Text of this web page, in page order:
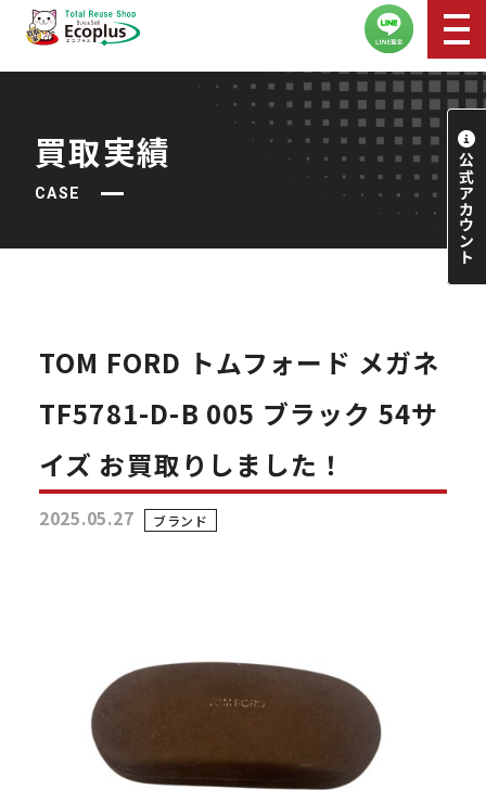
買取実績
CASE
TOM FORD トムフォード メガネ
TF5781-D-B 005 ブラック 54サ
イズ お買取りしました！
2025.05.27 ブランド